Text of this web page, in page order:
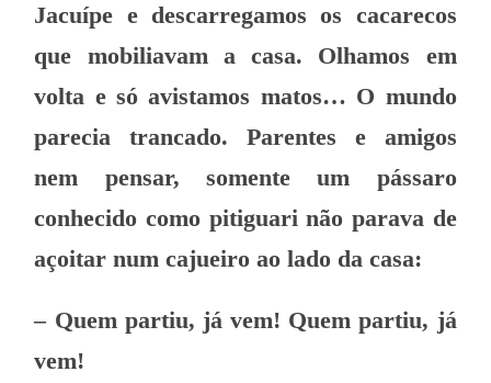
Jacuípe e descarregamos os cacarecos
que mobiliavam a casa. Olhamos em
volta e só avistamos matos… O mundo
parecia trancado. Parentes e amigos
nem pensar, somente um pássaro
conhecido como pitiguari não parava de
açoitar num cajueiro ao lado da casa:
– Quem partiu, já vem! Quem partiu, já
vem!